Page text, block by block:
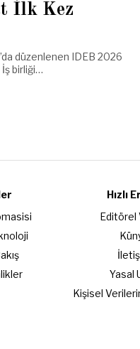
İlk Kez
düzenlenen IDEB 2026
İş birliği…
Hızlı
Editörel
Yasal
Kişisel